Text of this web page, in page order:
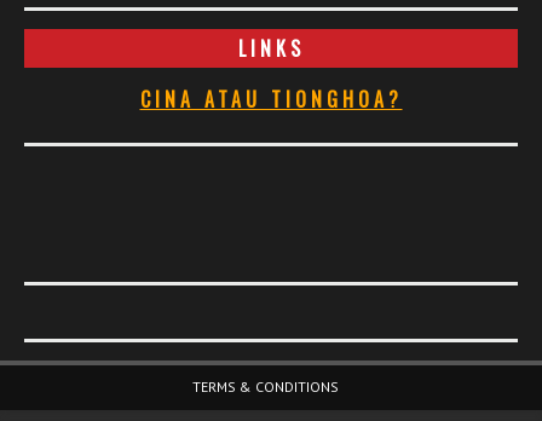
LINKS
CINA ATAU TIONGHOA?
TERMS & CONDITIONS